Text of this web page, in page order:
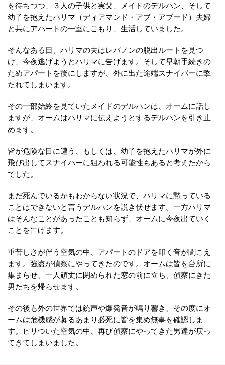
を待ちつつ、３人の子供と実父、メイドのデルハン、そして
幼子を抱えたハリマ（ディアマンド・アブ・アブード）夫婦
と共にアパートの一室にこもり、生活していました。
そんなある日、ハリマの夫はレバノンの脱出ルートを見つ
け、今夜逃げようとハリマに告げます。そして早朝手続きの
ためアパートを後にしますが、外に出た途端スナイパーに撃
たれてしまいます。
その一部始終を見ていたメイドのデルハンは、オームに話し
ますが、オームはハリマに伝えようとするデルハンを引き止
めます。
皆が危険な目に遭う、もしくは、幼子を抱えたハリマが外に
飛び出してスナイパーに狙われる可能性もあると考えたから
でした。
まだ死んでいるかもわからない状況で、ハリマに黙っている
ことはできないと言うデルハンを説き伏せます。一方ハリマ
はそんなことがあったことも知らず、オームに今夜出ていく
ことを告げます。
重苦しさが伴う空気の中、アパートのドアを叩く音が聞こえ
ます。強盗が偵察にやってきたのです。オームは皆を台所に
集まらせ、一人頑丈に閉められた窓の前に立ち、偵察にきた
男たちを帰らせます。
その後も外の世界では銃声や爆発音が鳴り響き、その度にオ
ームは危機感が募るあまり必死に皆を集め無事を確認しま
す。ピリついた空気の中、再び偵察にやってきた男達が戻っ
てきてしまいました。